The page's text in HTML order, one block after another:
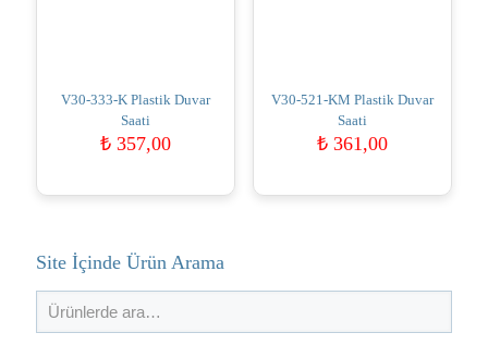
V30-333-K Plastik Duvar
Saati
₺ 357,00
V30-521-KM Plastik Duvar
Saati
₺361,00
Site İçinde Ürün Arama